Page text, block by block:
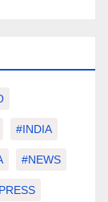
#INDIA
#NEWS